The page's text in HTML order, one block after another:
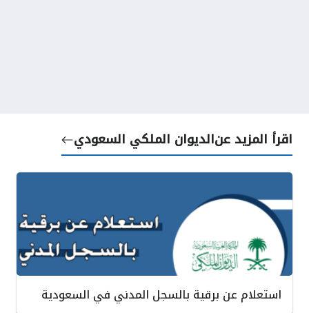
اقرأ المزيد عنالديوان الملكي السعودي
استعلام عن برقية بالسجل المدني في السعودية